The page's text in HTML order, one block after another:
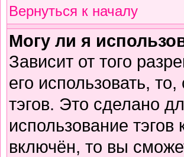
Вернуться к началу
Могу ли я
Зависит от того
его использовать,
тэгов. Это сделано
использование
включён, то вы